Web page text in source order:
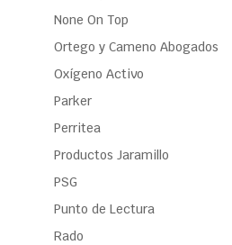
None On Top
Ortego y Cameno Abogados
Oxígeno Activo
Parker
Perritea
Productos Jaramillo
PSG
Punto de Lectura
Rado